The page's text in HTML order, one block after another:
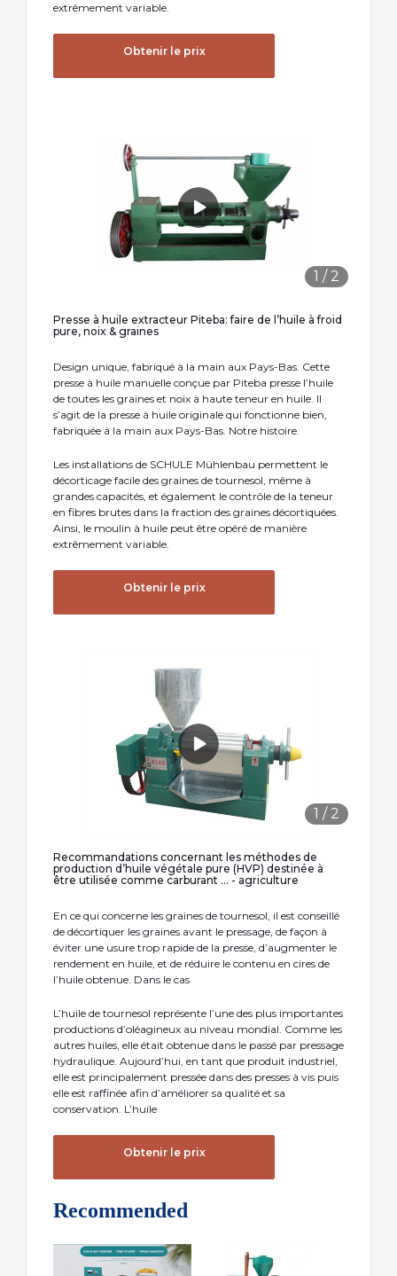
extrêmement variable.
Obtenir le prix
1 / 2
Presse à huile extracteur Piteba: faire de l’huile à froid
pure, noix & graines
Design unique, fabriqué à la main aux Pays-Bas. Cette
presse à huile manuelle conçue par Piteba presse l’huile
de toutes les graines et noix à haute teneur en huile. Il
s’agit de la presse à huile originale qui fonctionne bien,
fabriquée à la main aux Pays-Bas. Notre histoire.
Les installations de SCHULE Mühlenbau permettent le
décorticage facile des graines de tournesol, même à
grandes capacités, et également le contrôle de la teneur
en fibres brutes dans la fraction des graines décortiquées.
Ainsi, le moulin à huile peut être opéré de manière
extrêmement variable.
Obtenir le prix
1 / 2
Recommandations concernant les méthodes de
production d’huile végétale pure (HVP) destinée à
être utilisée comme carburant ... - agriculture
En ce qui concerne les graines de tournesol, il est conseillé
de décortiquer les graines avant le pressage, de façon à
éviter une usure trop rapide de la presse, d’augmenter le
rendement en huile, et de réduire le contenu en cires de
l’huile obtenue. Dans le cas
L’huile de tournesol représente l’une des plus importantes
productions d’oléagineux au niveau mondial. Comme les
autres huiles, elle était obtenue dans le passé par pressage
hydraulique. Aujourd’hui, en tant que produit industriel,
elle est principalement pressée dans des presses à vis puis
elle est raffinée afin d’améliorer sa qualité et sa
conservation. L’huile
Obtenir le prix
Recommended